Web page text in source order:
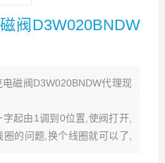
阀D3W020BNDW
磁阀D3W020BNDW代理现
起由1调到0位置,使阀打开,
的问题,换个线圈就可以了,